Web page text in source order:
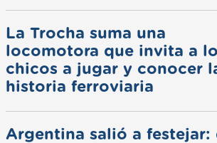
La Trocha suma una
locomotora que invita a
chicos a jugar y conocer
historia ferroviaria
Argentina salió a festejar: